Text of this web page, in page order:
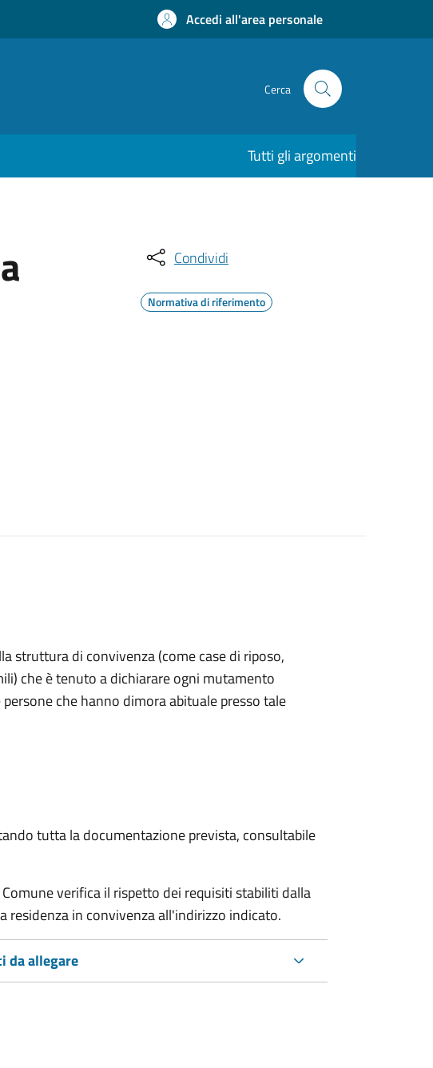
Accedi all'area personale
Cerca
Tutti gli argomenti
Condividi
Normativa di riferimento
struttura di convivenza (come case di riposo,
che è tenuto a dichiarare ogni mutamento
che hanno dimora abituale presso tale
tutta la documentazione prevista, consultabile
verifica il rispetto dei requisiti stabiliti dalla
in convivenza all'indirizzo indicato.
da allegare